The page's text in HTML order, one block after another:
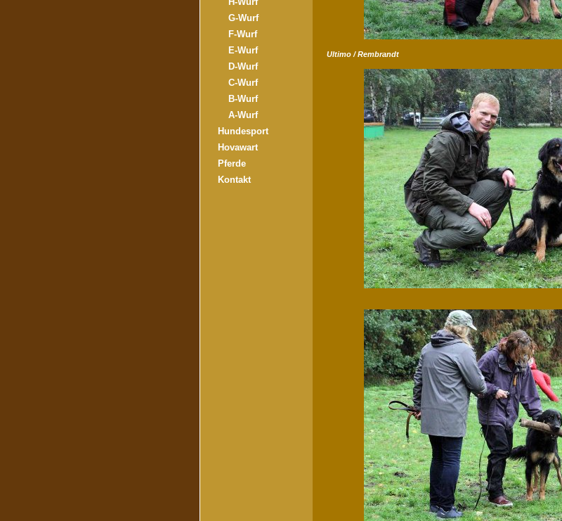
G-Wurf
F-Wurf
E-Wurf
D-Wurf
C-Wurf
B-Wurf
A-Wurf
Hundesport
Hovawart
Pferde
Kontakt
Ultimo / Rembrandt